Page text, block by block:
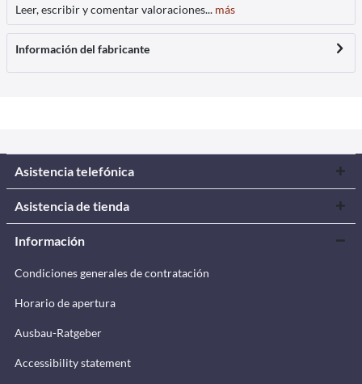
Leer, escribir y comentar valoraciones... más
Información del fabricante
Asistencia telefónica
Asistencia de tienda
Información
Condiciones generales de contratación
Horario de apertura
Ausbau-Ratgeber
Accessibility statement